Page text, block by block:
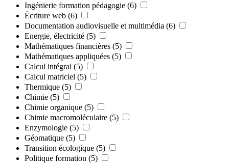
Ingénierie formation pédagogie (6)
Écriture web (6)
Documentation audiovisuelle et multimédia (6)
Energie, électricité (5)
Mathématiques financières (5)
Mathématiques appliquées (5)
Calcul intégral (5)
Calcul matriciel (5)
Thermique (5)
Chimie (5)
Chimie organique (5)
Chimie macromoléculaire (5)
Enzymologie (5)
Géomatique (5)
Transition écologique (5)
Politique formation (5)